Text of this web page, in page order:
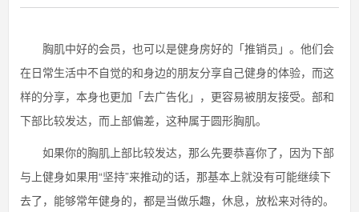
胸肌中好的会员，也可以是健身房好的「推销员」。他们会
在日常生活中不自觉的和身边的朋友分享自己健身的体验，而这
样的分享，本身也更加「去广告化」，更容易被朋友接受。部和
下部比较发达，而上部偏差，这种属于圆形胸肌。
如果你的胸肌上部比较发达，那么先要恭喜你了，因为下部
与上健身如果用“坚持”来推动的话，那基本上就没有可能继续下
去了，能够常年健身的，都是当做乐趣，休息，放松来对待的。